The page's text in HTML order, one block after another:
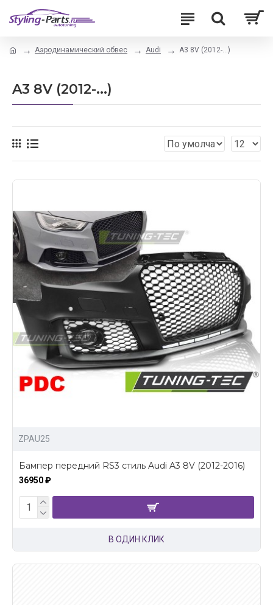
Аэродинамический обвес Audi A3 8V (2012-...)
A3 8V (2012-...)
ZPAU25
Бампер передний RS3 стиль Audi A3 8V (2012-2016)
36950 ₽
В ОДИН КЛИК